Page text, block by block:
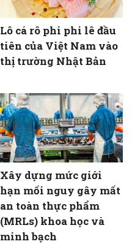
Lô cá rô phi phi lê đầu
tiên của Việt Nam vào
thị trường Nhật Bản
Xây dựng mức giới
hạn mối nguy gây mất
an toàn thực phẩm
(MRLs) khoa học và
minh bạch